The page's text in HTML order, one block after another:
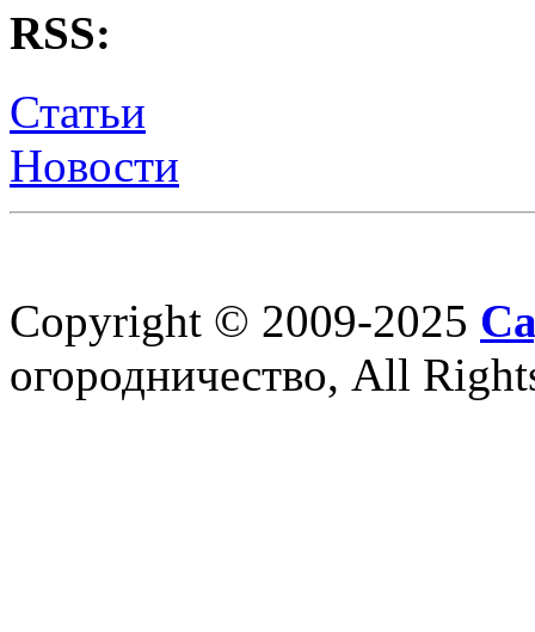
RSS:
Статьи
Новости
Copyright © 2009-2025
огородничество, All